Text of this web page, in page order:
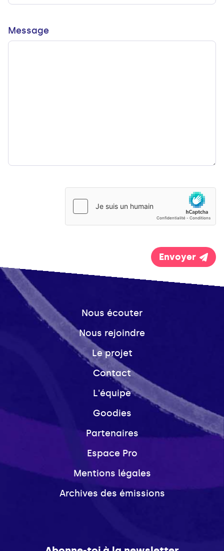
Message
Envoyer
Nous écouter
Nous rejoindre
Le projet
Contact
L'équipe
Goodies
Partenaires
Espace Pro
Mentions légales
Archives des émissions